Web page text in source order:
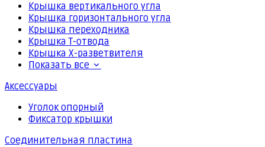
Крышка вертикального угла
Крышка горизонтального угла
Крышка переходника
Крышка Т-отвода
Крышка Х-разветвителя
Показать все
Аксессуары
Уголок опорный
Фиксатор крышки
Соединительная пластина